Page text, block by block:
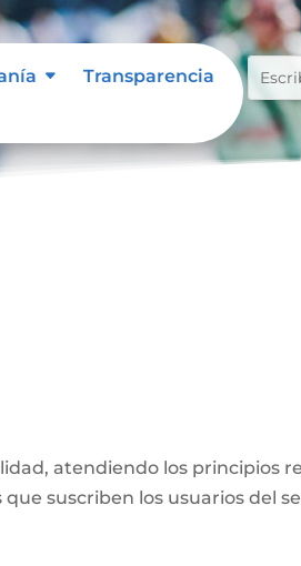
Transparencia
atendiendo los principios
suscriben los usuarios del